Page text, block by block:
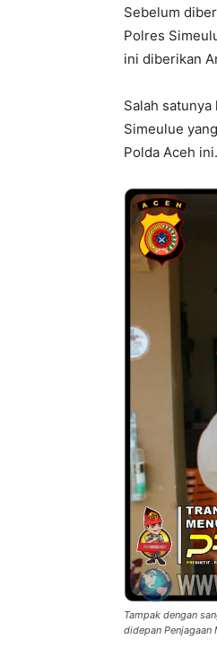
Sebelum
Polres
ini diberikan
Salah satunya
Simeulue
Polda Aceh
Tampak dengan
didepan Penjagaan